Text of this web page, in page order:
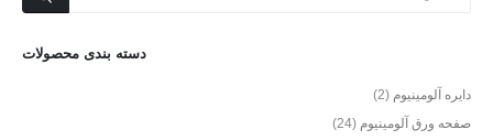
دسته بندی محصولات
دایره آلومینیوم (2)
صفحه ورق آلومینیوم (24)